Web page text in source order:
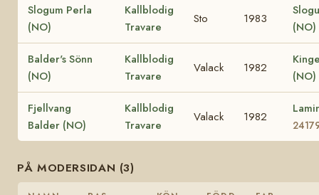
Slogum Perla
(NO)
Kallblodig
Travare
Sto 1983
(NO)
Balder's Sönn
(NO)
Kallblodig
Travare
Valack 1982
(NO)
Fjellvang
Balder (NO)
Kallblodig
Travare
Valack 1982
PÅ MODERSIDAN (3)